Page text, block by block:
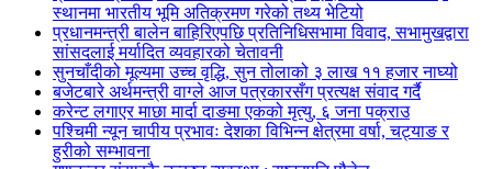
स्थानमा भारतीय भूमि अतिक्रमण गरेको तथ्य भेटियो
प्रधानमन्त्री बालेन बाहिरिएपछि प्रतिनिधिसभामा विवाद, सभामुखद्वारा
सांसदलाई मर्यादित व्यवहारको चेतावनी
सुनचाँदीको मूल्यमा उच्च वृद्धि, सुन तोलाको ३ लाख ११ हजार नाघ्यो
बजेटबारे अर्थमन्त्री वाग्ले आज पत्रकारसँग प्रत्यक्ष संवाद गर्दै
करेन्ट लगाएर माछा मार्दा दाङमा एकको मृत्यु, ६ जना पक्राउ
पश्चिमी न्यून चापीय प्रभावः देशका विभिन्न क्षेत्रमा वर्षा, चट्याङ र
हुरीको सम्भावना